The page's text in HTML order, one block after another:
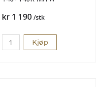
Pris
kr 1 190 /stk
Kjøp